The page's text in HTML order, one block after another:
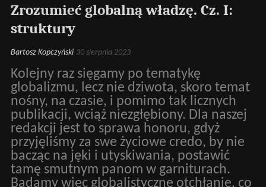
Zrozumieć globalną władzę. Cz. I:
struktury
Bartosz Kopczyński 30 sierpnia 2023
Kolejny raz sięgamy po tematykę
globalizmu, lecz nie dziwota, skoro temat
nośny, na czasie, i pomimo tak licznych
publikacji, wciąż niezgłębiony. Dla naszej
redakcji jest to sprawa honoru, gdyż
przyjęliśmy za swe życiowe credo, by nie
bacząc na jęki i utyskiwania, postawić
tamę smutnym panom w garniturach.
Badamy więc globalistyczne otchłanie, co